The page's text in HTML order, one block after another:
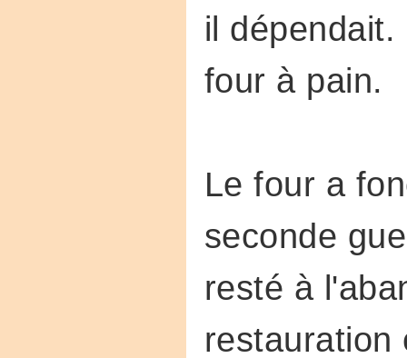
il
four à pain.
Le four a
seconde
resté à
restauration